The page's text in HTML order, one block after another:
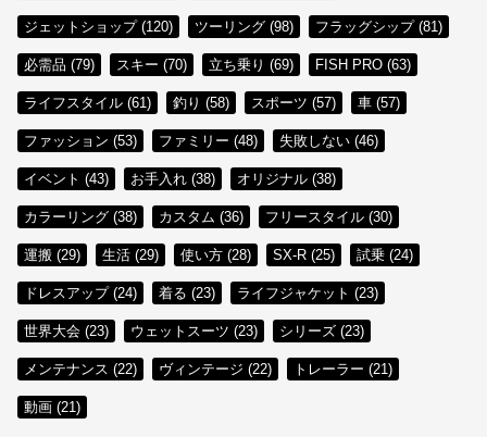
ジェットショップ (120) ツーリング (98) フラッグシップ (81)
必需品 (79) スキー (70) 立ち乗り (69) FISH PRO (63)
ライフスタイル (61) 釣り (58) スポーツ (57) 車 (57)
ファッション (53) ファミリー (48) 失敗しない (46)
イベント (43) お手入れ (38) オリジナル (38)
カラーリング (38) カスタム (36) フリースタイル (30)
運搬 (29) 生活 (29) 使い方 (28) SX-R (25) 試乗 (24)
ドレスアップ (24) 着る (23) ライフジャケット (23)
世界大会 (23) ウェットスーツ (23) シリーズ (23)
メンテナンス (22) ヴィンテージ (22) トレーラー (21)
動画 (21)